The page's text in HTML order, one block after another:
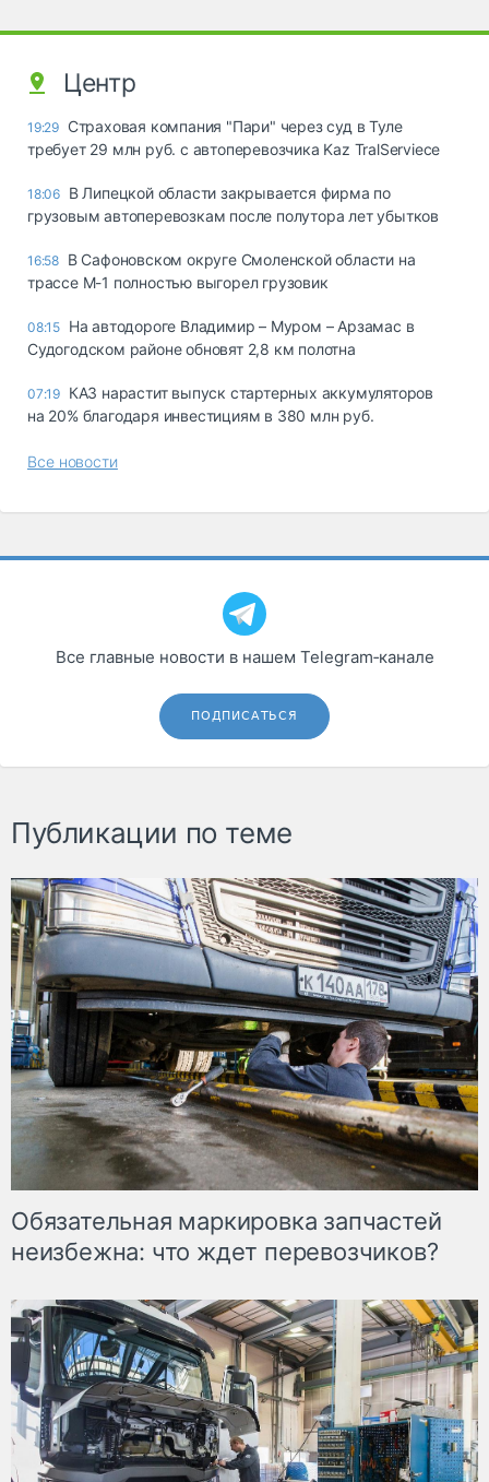
Центр
19:29 Страховая компания "Пари" через суд в Туле
требует 29 млн руб. с автоперевозчика Kaz TralServiece
18:06 В Липецкой области закрывается фирма по
грузовым автоперевозкам после полутора лет убытков
16:58 В Сафоновском округе Смоленской области на
трассе М-1 полностью выгорел грузовик
08:15 На автодороге Владимир – Муром – Арзамас в
Судогодском районе обновят 2,8 км полотна
07:19 КАЗ нарастит выпуск стартерных аккумуляторов
на 20% благодаря инвестициям в 380 млн руб.
Все новости
Все главные новости в нашем Telegram‑канале
ПОДПИСАТЬСЯ
Публикации по теме
Обязательная маркировка запчастей
неизбежна: что ждет перевозчиков?